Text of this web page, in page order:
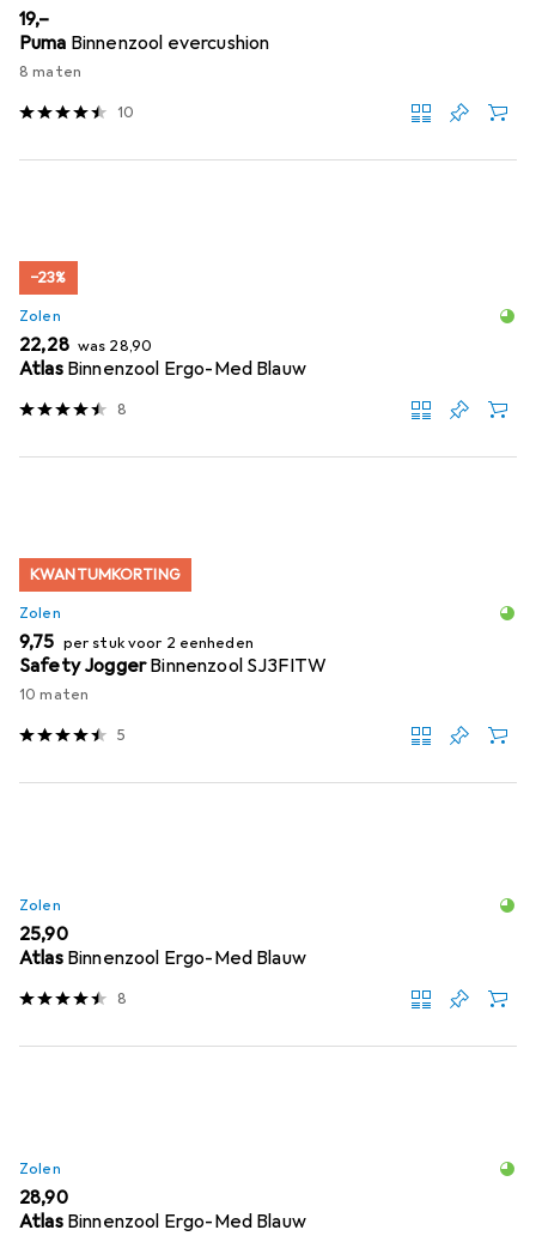
EUR
19,–
Puma Binnenzool evercushion
8 maten
10
−23%
Zolen
EUR
22,28 was EUR
28,90
Atlas Binnenzool Ergo-Med Blauw
8
KWANTUMKORTING
Zolen
EUR
9,75 per stuk voor 2 eenheden
Safety JoggerBinnenzool SJ3FITW
10 maten
5
Zolen
EUR
25,90
Atlas Binnenzool Ergo-Med Blauw
8
Zolen
EUR
28,90
Atlas Binnenzool Ergo-Med Blauw